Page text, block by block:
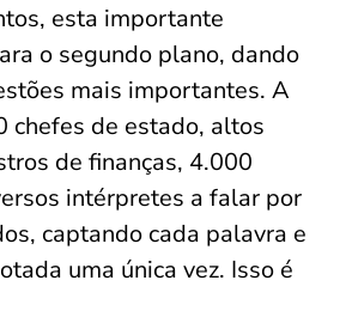
esta importante
o segundo plano, dando
mais importantes. A
chefes de estado, altos
de finanças, 4.000
intérpretes a falar por
captando cada palavra e
uma única vez. Isso é